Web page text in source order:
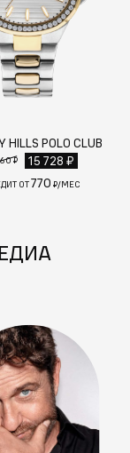
HILLS POLO CLUB
₽ 15 728 ₽
ОТ770 ₽/МЕС